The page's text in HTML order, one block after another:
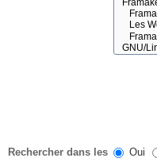
Rechercher dans les Oui